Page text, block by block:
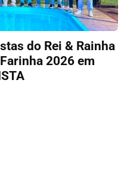
do Rei & Rainha
2026 em